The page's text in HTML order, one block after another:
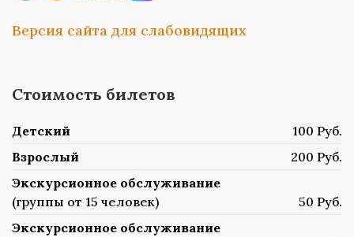
Версия сайта для слабовидящих
Стоимость билетов
Детский
100 Руб.
Взрослый
200 Руб.
Экскурсионное обслуживание
(группы от 15 человек)
50 Руб.
Экскурсионное обслуживание